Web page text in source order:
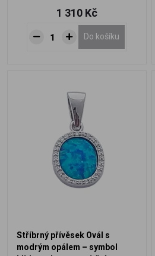
1 310 Kč
Do košíku
Stříbrný přívěsek Ovál s
modrým opálem – symbol